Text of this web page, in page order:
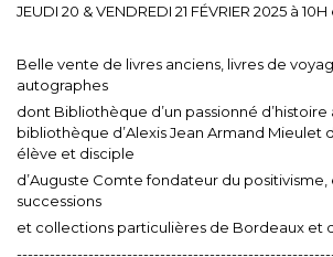
JEUDI 20 & VENDREDI 21 FÉVRIER 2025 à 10H
Belle vente de livres anciens, livres de
autographes
dont Bibliothèque d’un passionné d’histoire
bibliothèque d’Alexis Jean Armand Mieulet
élève et disciple
d’Auguste Comte fondateur du positivisme,
successions
et collections particulières de Bordeaux et